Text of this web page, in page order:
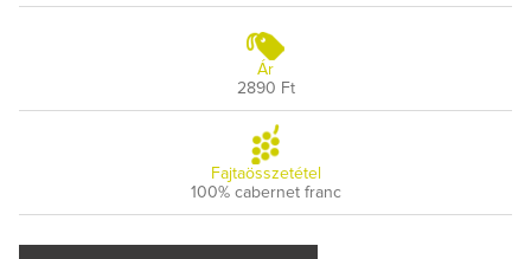
Ár
2890 Ft
Fajtaösszetétel
100% cabernet franc